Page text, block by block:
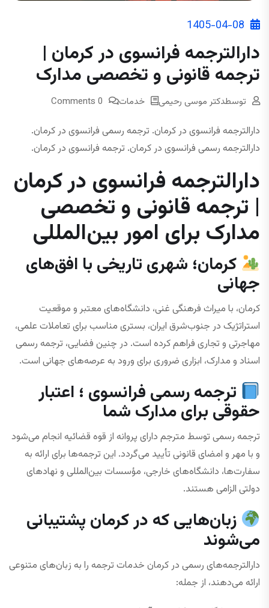
1405-04-08
دارالترجمه فرانسوی در کرمان |
ترجمه قانونی و تخصصی مدارک
توسطدکتر موسی رحیمی خدمات 0 Comments
دارالترجمه فرانسوی در کرمان. ترجمه رسمی فرانسوی در کرمان.
دارالترجمه رسمی فرانسوی در کرمان. ترجمه فرانسوی در کرمان.
دارالترجمه فرانسوی در کرمان
| ترجمه قانونی و تخصصی
مدارک برای امور بین‌المللی
کرمان؛ شهری تاریخی با افق‌های
جهانی
کرمان، با میراث فرهنگی غنی، دانشگاه‌های معتبر و موقعیت
استراتژیک در جنوب‌شرق ایران، بستری مناسب برای تعاملات علمی،
مهاجرتی و تجاری فراهم کرده است. در چنین فضایی، ترجمه رسمی
اسناد و مدارک، ابزاری ضروری برای ورود به عرصه‌های جهانی است.
ترجمه رسمی فرانسوی ؛ اعتبار
حقوقی برای مدارک شما
ترجمه رسمی توسط مترجم دارای پروانه از قوه قضائیه انجام می‌شود
و با مهر و امضای قانونی تأیید می‌گردد. این ترجمه‌ها برای ارائه به
سفارت‌ها، دانشگاه‌های خارجی، مؤسسات بین‌المللی و نهادهای
دولتی الزامی هستند.
زبان‌هایی که در کرمان پشتیبانی
می‌شوند
دارالترجمه‌های رسمی در کرمان خدمات ترجمه را به زبان‌های متنوعی
ارائه می‌دهند، از جمله: